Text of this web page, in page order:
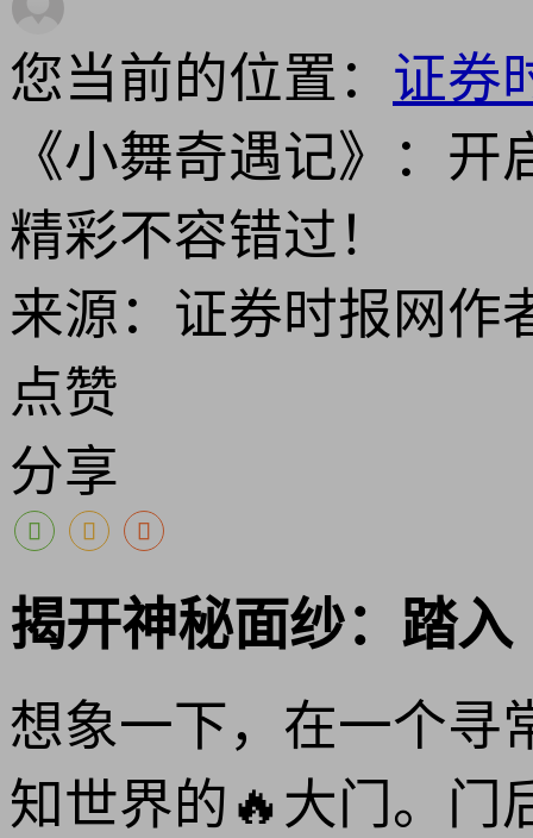
您当前的位置： 证券
《小舞奇遇记》：
精彩不容错过！
来源：证券时报网作
点赞
分享
揭开神秘面纱：踏
想象一下，在一个寻
知世界的🔥大门。门